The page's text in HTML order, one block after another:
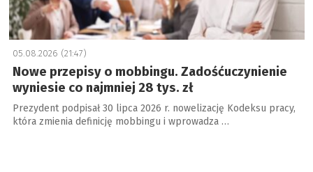
05.08.2026 (21:47)
Nowe przepisy o mobbingu. Zadośćuczynienie
wyniesie co najmniej 28 tys. zł
Prezydent podpisał 30 lipca 2026 r. nowelizację Kodeksu pracy,
która zmienia definicję mobbingu i wprowadza …